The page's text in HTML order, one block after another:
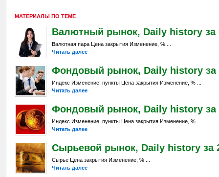
МАТЕРИАЛЫ ПО ТЕМЕ
Валютный рынок, Daily history за
Валютная пара Цена закрытия Изменение, % ...
Читать далее
Фондовый рынок, Daily history за
Индекс Изменение, пункты Цена закрытия Изменение, % ...
Читать далее
Фондовый рынок, Daily history за
Индекс Изменение, пункты Цена закрытия Изменение, % ...
Читать далее
Сырьевой рынок, Daily history за
Сырье Цена закрытия Изменение, % ...
Читать далее